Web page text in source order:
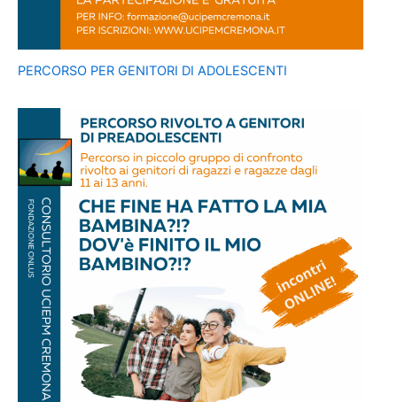
PERCORSO PER GENITORI DI ADOLESCENTI